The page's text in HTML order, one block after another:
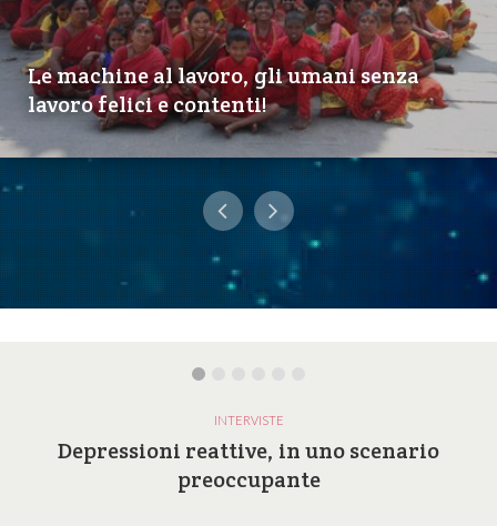
Le machine al lavoro, gli umani senza
lavoro felici e contenti!
INTERVISTE
Depressioni reattive, in uno scenario
preoccupante